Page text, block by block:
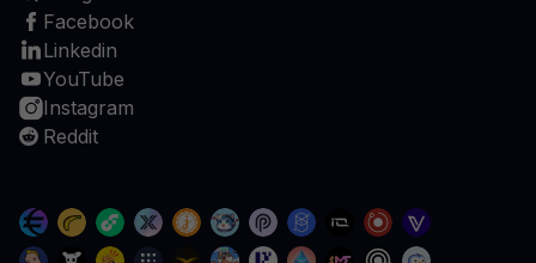
Facebook
Linkedin
YouTube
Instagram
Reddit